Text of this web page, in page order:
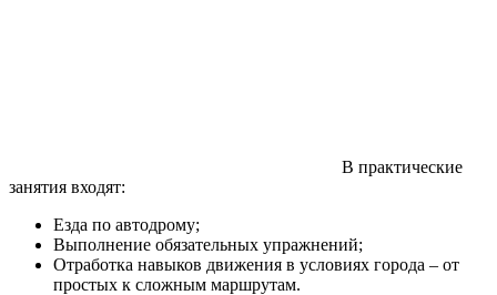
В практические
занятия входят:
Езда по автодрому;
Выполнение обязательных упражнений;
Отработка навыков движения в условиях города – от
простых к сложным маршрутам.